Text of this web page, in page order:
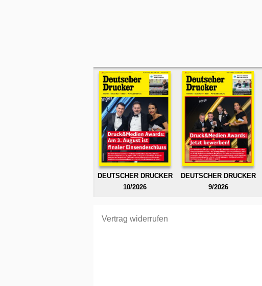
DEUTSCHER DRUCKER
10/2026
DEUTSCHER DRUCKER
9/2026
Vertrag widerrufen